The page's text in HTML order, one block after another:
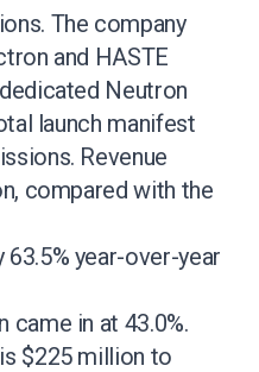
The company
and HASTE
Neutron
launch manifest
Revenue
compared with the
year-over-year
came in at 43.0%.
$225 million to